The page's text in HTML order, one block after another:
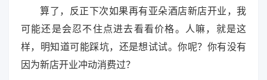
算了，反正下次如果再有亚朵酒店新店开业，我
可能还是会忍不住点进去看看价格。人嘛，就是这
样，明知道可能踩坑，还是想试试。你呢？你有没有
因为新店开业冲动消费过？